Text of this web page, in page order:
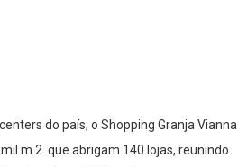
do país, o Shopping Granja Vianna
m 2 que abrigam 140 lojas, reunindo